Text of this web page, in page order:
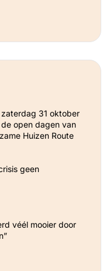
31 oktober
open dagen van
Huizen Route
geen
véél mooier door